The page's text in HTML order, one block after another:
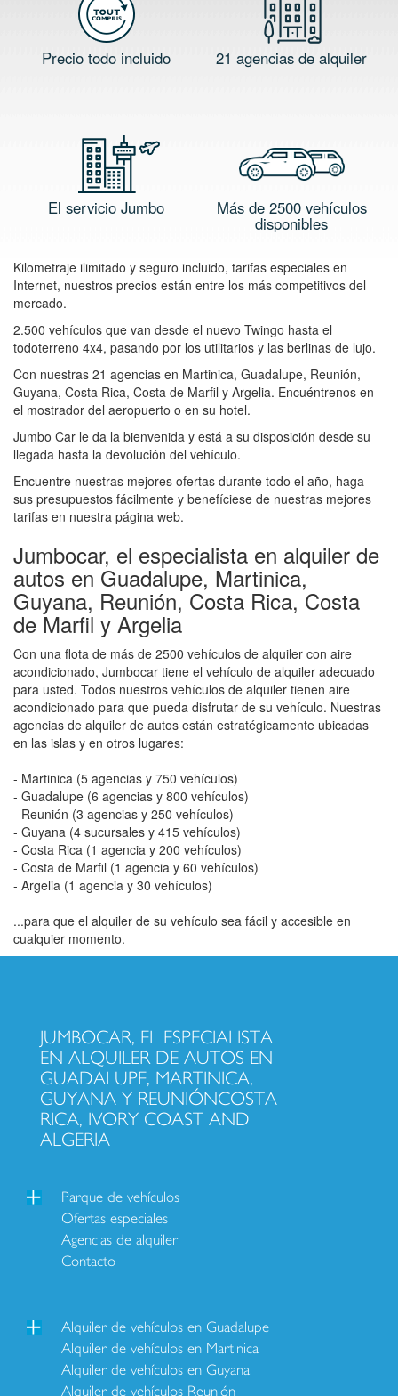
Precio todo incluido 21 agencias de alquiler
El servicio Jumbo Más de 2500 vehículos
disponibles
Kilometraje ilimitado y seguro incluido, tarifas especiales en
Internet, nuestros precios están entre los más competitivos del
mercado.
2.500 vehículos que van desde el nuevo Twingo hasta el
todoterreno 4x4, pasando por los utilitarios y las berlinas de lujo.
Con nuestras 21 agencias en Martinica, Guadalupe, Reunión,
Guyana, Costa Rica, Costa de Marfil y Argelia. Encuéntrenos en
el mostrador del aeropuerto o en su hotel.
Jumbo Car le da la bienvenida y está a su disposición desde su
llegada hasta la devolución del vehículo.
Encuentre nuestras mejores ofertas durante todo el año, haga
sus presupuestos fácilmente y benefíciese de nuestras mejores
tarifas en nuestra página web.
Jumbocar, el especialista en alquiler de
autos en Guadalupe, Martinica,
Guyana, Reunión, Costa Rica, Costa
de Marfil y Argelia
Con una flota de más de 2500 vehículos de alquiler con aire
acondicionado, Jumbocar tiene el vehículo de alquiler adecuado
para usted. Todos nuestros vehículos de alquiler tienen aire
acondicionado para que pueda disfrutar de su vehículo. Nuestras
agencias de alquiler de autos están estratégicamente ubicadas
en las islas y en otros lugares:
- Martinica (5 agencias y 750 vehículos)
- Guadalupe (6 agencias y 800 vehículos)
- Reunión (3 agencias y 250 vehículos)
- Guyana (4 sucursales y 415 vehículos)
- Costa Rica (1 agencia y 200 vehículos)
- Costa de Marfil (1 agencia y 60 vehículos)
- Argelia (1 agencia y 30 vehículos)
...para que el alquiler de su vehículo sea fácil y accesible en
cualquier momento.
JUMBOCAR, EL ESPECIALISTA
EN ALQUILER DE AUTOS EN
GUADALUPE, MARTINICA,
GUYANA Y REUNIÓNCOSTA
RICA, IVORY COAST AND
ALGERIA
Parque de vehículos
Ofertas especiales
Agencias de alquiler
Contacto
Alquiler de vehículos en Guadalupe
Alquiler de vehículos en Martinica
Alquiler de vehículos en Guyana
Alquiler de vehículos Reunión